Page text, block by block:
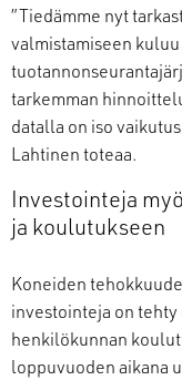
”Tiedämme nyt
valmistamiseen
tarkemman
datalla on iso
Lahtinen toteaa.
Investointeja
ja koulutukseen
Koneiden
investointeja on
henkilökunnan
loppuvuoden aikana